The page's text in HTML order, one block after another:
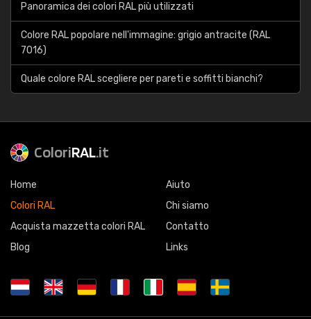
Panoramica dei colori RAL più utilizzati
Colore RAL popolare nell'immagine: grigio antracite (RAL
7016)
Quale colore RAL scegliere per pareti e soffitti bianchi?
ColoriRAL.it
Home
Colori RAL
Acquista mazzetta colori RAL
Blog
Aiuto
Chi siamo
Contatto
Links